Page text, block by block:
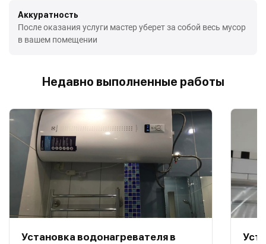
Аккуратность
После оказания услуги мастер уберет за собой весь мусор
в вашем помещении
Недавно выполненные работы
Установка водонагревателя в